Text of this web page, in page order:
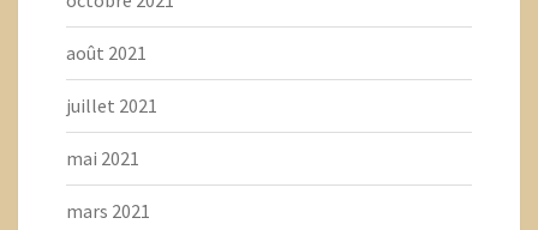
août 2021
juillet 2021
mai 2021
mars 2021